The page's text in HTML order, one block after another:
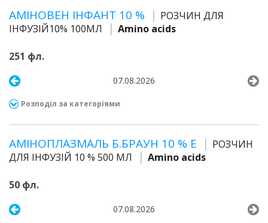
АМІНОВЕН ІНФАНТ 10 %
РОЗЧИН ДЛЯ
ІНФУЗІЙ10% 100МЛ
Amino acids
251 фл.
07.08.2026
Розподіл за категоріями
АМІНОПЛАЗМАЛЬ Б.БРАУН 10 % Е
РОЗЧИН
ДЛЯ ІНФУЗІЙ 10 % 500 МЛ
Amino acids
50 фл.
07.08.2026